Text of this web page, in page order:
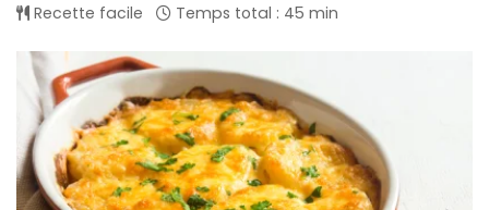
Recette facile Temps total : 45 min